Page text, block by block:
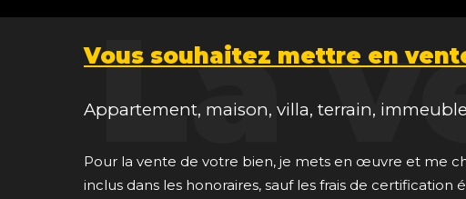
La
Vous souhaitez mettre en
Appartement, maison, villa, terrain,
Pour la vente de votre bien, je mets en œuvre et me
inclus dans les honoraires, sauf les frais de